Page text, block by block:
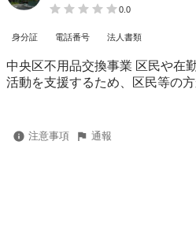
0.0
身分証 電話番号 法人書類
中央区不用品交換事業 区民や在
活動を支援するため、区民等の
注意事項 通報